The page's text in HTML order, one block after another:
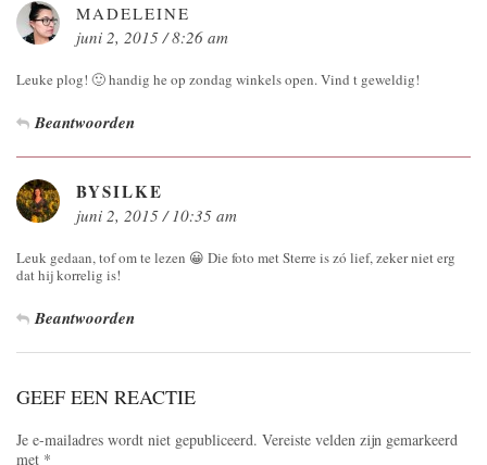
MADELEINE
juni 2, 2015 / 8:26 am
Leuke plog! 🙂 handig he op zondag winkels open. Vind t geweldig!
Beantwoorden
BYSILKE
juni 2, 2015 / 10:35 am
Leuk gedaan, tof om te lezen 😀 Die foto met Sterre is zó lief, zeker niet erg
dat hij korrelig is!
Beantwoorden
GEEF EEN REACTIE
Je e-mailadres wordt niet gepubliceerd. Vereiste velden zijn gemarkeerd
met *